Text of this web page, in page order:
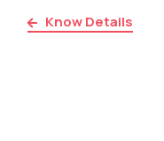
Know Details